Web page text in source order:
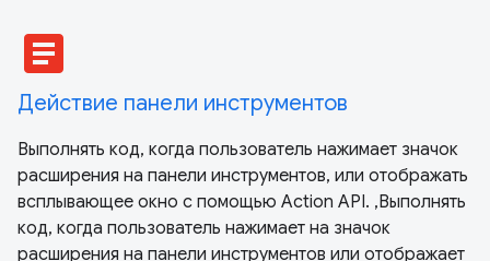
article
Действие панели инструментов
Выполнять код, когда пользователь нажимает значок
расширения на панели инструментов, или отображать
всплывающее окно с помощью Action API. ,Выполнять
код, когда пользователь нажимает на значок
расширения на панели инструментов или отображает